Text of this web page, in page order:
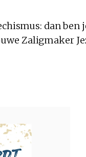
dan ben
Zaligmaker